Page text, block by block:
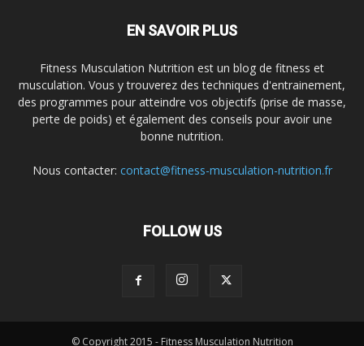
EN SAVOIR PLUS
Fitness Musculation Nutrition est un blog de fitness et
musculation. Vous y trouverez des techniques d'entrainement,
des programmes pour atteindre vos objectifs (prise de masse,
perte de poids) et également des conseils pour avoir une
bonne nutrition.
Nous contacter: contact@fitness-musculation-nutrition.fr
FOLLOW US
© Copyright 2015 - Fitness Musculation Nutrition